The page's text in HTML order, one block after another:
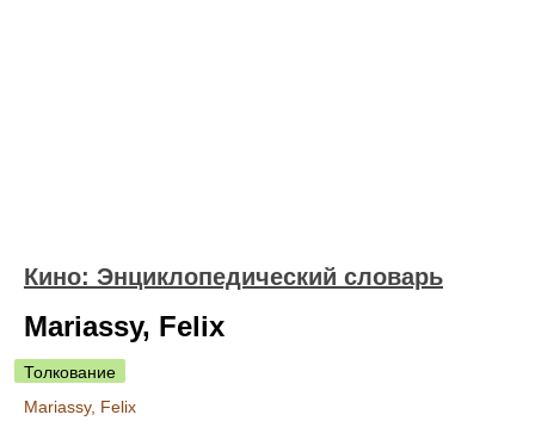
Кино: Энциклопедический словарь
Mariassy, Felix
Толкование
Mariassy, Felix